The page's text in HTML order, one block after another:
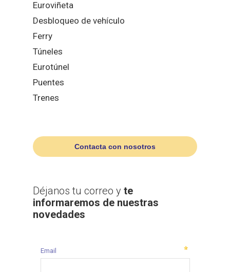
Euroviñeta
Desbloqueo de vehículo
Ferry
Túneles
Eurotúnel
Puentes
Trenes
Contacta con nosotros
Déjanos tu correo y te
informaremos de nuestras
novedades